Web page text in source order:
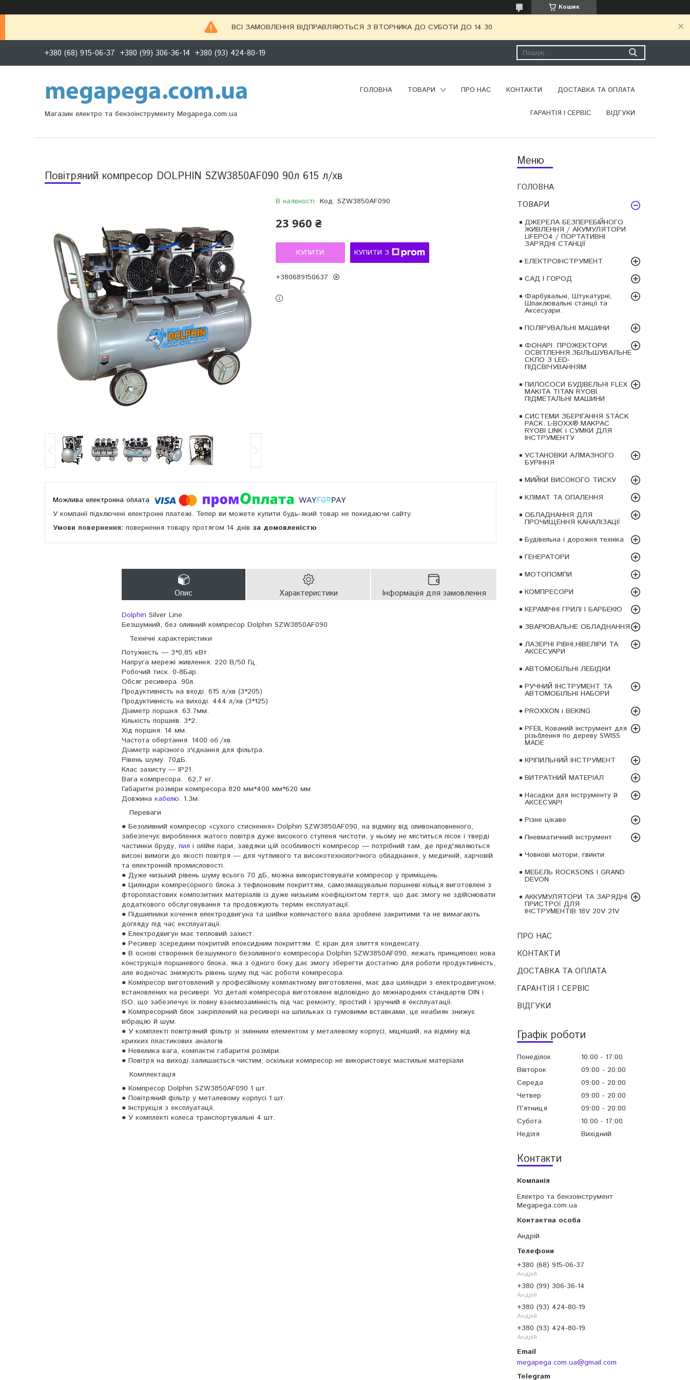
Кошик
ВСІ ЗАМОВЛЕННЯ ВІДПРАВЛЯЮТЬСЯ З ВТОРНИКА ДО СУБОТИ ДО 14 30
+380 (68) 915-06-37 +380 (99) 306-36-14 +380 (93) 424-80-19
Магазин електро та бензоінструменту Megapega.com.ua
ГОЛОВНА ТОВАРИ ПРО НАС КОНТАКТИ ДОСТАВКА ТА ОПЛАТА
ГАРАНТІЯ І СЕРВІС ВІДГУКИ
ГОЛОВНА
ТОВАРИ
ДЖЕРЕЛА БЕЗПЕРЕБІЙНОГО
ЖИВЛЕННЯ / АКУМУЛЯТОРИ
LIFEPO4 / ПОРТАТИВНІ
ЗАРЯДНІ СТАНЦІЇ
ЕЛЕКТРОІНСТРУМЕНТ
САД І ГОРОД
Фарбувальні, Штукатурні,
Шпаклювальні станції та
Аксесуари.
ПОЛІРУВАЛЬНІ МАШИНИ
ФОНАРІ. ПРОЖЕКТОРИ.
ОСВІТЛЕННЯ.ЗБІЛЬШУВАЛЬНЕ
СКЛО З LED-
ПІДСВІЧУВАННЯМ
ПИЛОСОСИ БУДІВЕЛЬНІ FLEX
MAKITA TITAN RYOBI
ПІДМЕТАЛЬНІ МАШИНИ
СИСТЕМИ ЗБЕРІГАННЯ STACK
PACK. L-BOXX®.MAKPAC
RYOBI LINK і СУМКИ ДЛЯ
ІНСТРУМЕНТУ
УСТАНОВКИ АЛМАЗНОГО
БУРІННЯ
МИЙКИ ВИСОКОГО ТИСКУ
КЛІМАТ ТА ОПАЛЕННЯ
ОБЛАДНАННЯ ДЛЯ
ПРОЧИЩЕННЯ КАНАЛІЗАЦІЇ
Будівельна і дорожня техніка
ГЕНЕРАТОРИ
МОТОПОМПИ
КОМПРЕСОРИ
КЕРАМІЧНІ ГРИЛІ І БАРБЕКЮ
ЗВАРЮВАЛЬНЕ ОБЛАДНАННЯ
ЛАЗЕРНІ РІВНІ,НІВЕЛІРИ ТА
АКСЕСУАРИ
АВТОМОБІЛЬНІ ЛЕБІДКИ
РУЧНИЙ ІНСТРУМЕНТ ТА
АВТОМОБІЛЬНІ НАБОРИ
PROXXON і BEKING
PFEIL Кований інструмент для
різьблення по дереву SWISS
MADE
КРІПИЛЬНИЙ ІНСТРУМЕНТ
ВИТРАТНИЙ МАТЕРІАЛ
Насадки для інструменту й
АКСЕСУАРІ
Різне цікаве
Пневматичний інструмент
Човнові мотори, гвинти
МЕБЕЛЬ ROCKSONS І GRAND
DEVON
АККУМУЛЯТОРИ ТА ЗАРЯДНІ
ПРИСТРОЇ ДЛЯ
ІНСТРУМЕНТІВ 18V 20V 21V
ПРО НАС
КОНТАКТИ
ДОСТАВКА ТА ОПЛАТА
ГАРАНТІЯ І СЕРВІС
ВІДГУКИ
Графік роботи
Понеділок 10:00
17:00
Вівторок
09:00
20:00
Середа
09:00
20:00
Четвер
09:00
20:00
Пʼятниця
09:00
20:00
Субота
10:00
17:00
Неділя
Вихідний
Контакти
Електро та бензоінструмент
Megapega.com.ua
Андрій
+380 (68) 915-06-37
Андрій
+380 (99) 306-36-14
Андрій
+380 (93) 424-80-19
Андрій
+380 (93) 424-80-19
Андрій
megapega.com.ua@gmail.com
Повітряний компресор DOLPHIN SZW3850AF090 90л 615 л/хв
В наявності Код: SZW3850AF090
23 960 ₴
КУПИТИ КУПИТИ З
+380689150637
У компанії підключені електронні платежі. Тепер ви можете купити будь-який товар не покидаючи сайту.
повернення товару протягом 14 днів за домовленістю
Опис Характеристики Інформація для замовлення
Dolphin Silver Line.
Безшумний, без оливний компресор Dolphin SZW3850AF090
Технічні характеристики
Потужність — 3*0,85 кВт.
Напруга мережі живлення: 220 В/50 Гц.
Робочий тиск. 0-8Бар.
Обсяг ресивера. 90л.
Продуктивність на вході. 615 л/хв (3*205)
Продуктивність на виході. 444 л/хв (3*125)
Діаметр поршня. 63.7мм.
Кількість поршнів. 3*2.
Хід поршня. 14 мм.
Частота обертання. 1400 об./хв.
Діаметр нарізного з'єднання для фільтра.
Рівень шуму. 70дБ.
Клас захисту — IP21.
Вага компресора. 62,7 кг.
Габаритні розміри компресора 820 мм*400 мм*620 мм.
Довжина кабелю. 1.3м.
Переваги
● Безоливний компресор «сухого стиснення» Dolphin SZW3850AF090, на відміну від оливонаповненого,
забезпечує вироблення жатого повітря дуже високого ступеня чистоти, у ньому не міститься пісок і тверді
частинки бруду, пил і олійні пари, завдяки цій особливості компресор — потрібний там, де пред'являються
високі вимоги до якості повітря — для чутливого та високотехнологічного обладнання, у медичній, харчовій
та електронній промисловості.
● Дуже низький рівень шуму всього 70 дБ, можна використовувати компресор у приміщень.
● Циліндри компресорного блока з тефлоновим покриттям, самозмащувальні поршневі кільця виготовлені з
фторопластових композитних матеріалів із дуже низьким коефіцієнтом тертя, що дає змогу не здійснювати
додаткового обслуговування та продовжують термін експлуатації.
● Підшипники кочення електродвигуна та шийки колінчастого вала зроблені закритими та не вимагають
догляду під час експлуатації.
● Електродвигун має тепловий захист.
● Ресивер зсередини покритий епоксидним покриттям. Є кран для злиття конденсату.
● В основі створення безшумного безоливного компресора Dolphin SZW3850AF090, лежать принципово нова
конструкція поршневого блока, яка з одного боку дає змогу зберегти достатню для роботи продуктивність,
але водночас знижують рівень шуму під час роботи компресора.
● Компресор виготовлений у професійному компактному виготовленні, має два циліндри з електродвигуном,
встановлених на ресивері. Усі деталі компресора виготовлені відповідно до міжнародних стандартів DIN і
ISO, що забезпечує їх повну взаємозамінність під час ремонту, простий і зручний в експлуатації.
● Компресорний блок закріплений на ресивері на шпильках із гумовими вставками, це неабияк знижує
вібрацію й шум.
● У комплекті повітряний фільтр зі змінним елементом у металевому корпусі, міцніший, на відміну від
крихких пластикових аналогів.
● Невелика вага, компактні габаритні розміри.
● Повітря на виході залишається чистим, оскільки компресор не використовує мастильні матеріали
Комплектація
● Компресор Dolphin SZW3850AF090 1 шт.
● Повітряний фільтр у металевому корпусі 1 шт.
● Інструкція з експлуатації.
● У комплекті колеса транспортувальні 4 шт.